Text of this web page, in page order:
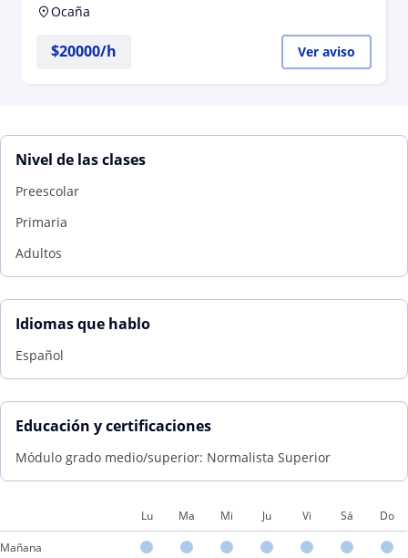
Ocaña
$20000/h Ver aviso
Nivel de las clases
Preescolar
Primaria
Adultos
Idiomas que hablo
Español
Educación y certificaciones
Módulo grado medio/superior: Normalista Superior
Lu Ma Mi Ju Vi Sá Do
Mañana